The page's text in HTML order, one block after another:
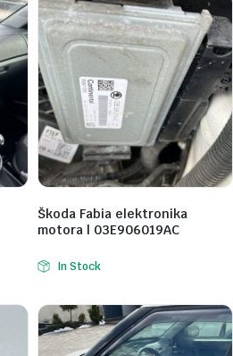
Škoda Fabia elektronika
motora | 03E906019AC
In Stock